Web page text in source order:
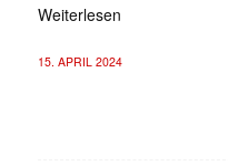
Weiterlesen
15. APRIL 2024